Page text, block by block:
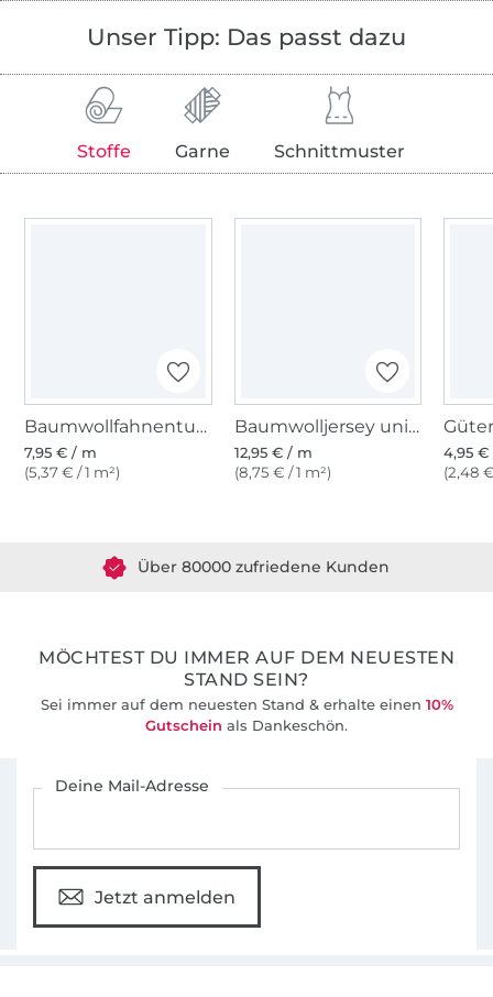
Unser Tipp: Das passt dazu
Stoffe Garne Schnittmuster
Baumwollfahnentuch, pink
7,95 € / m
(5,37 € / 1 m²)
Baumwolljersey uni, pink
12,95 € / m
(8,75 € / 1 m²)
4,95 €
(2,48
Über 80000 zufriedene Kunden
MÖCHTEST DU IMMER AUF DEM NEUESTEN
STAND SEIN?
Sei immer auf dem neuesten Stand & erhalte einen 10%
Gutschein als Dankeschön.
Deine Mail-Adresse
Jetzt anmelden